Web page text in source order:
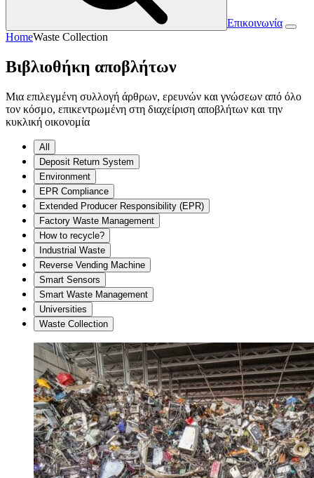
Επικοινωνία
HomeWaste Collection
Βιβλιοθήκη αποβλήτων
Μια επιλεγμένη συλλογή άρθρων, ερευνών και γνώσεων από όλο
τον κόσμο, επικεντρωμένη στη διαχείριση αποβλήτων και την
κυκλική οικονομία
All
Deposit Return System
Environment
EPR Compliance
Extended Producer Responsibility (EPR)
Factory Waste Management
How to recycle?
Industrial Waste
Reverse Vending Machine
Smart Sensors
Smart Waste Management
Universities
Waste Collection